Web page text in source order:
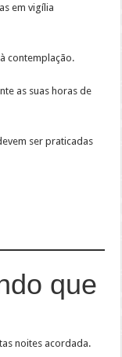
em vigília
contemplação.
as suas horas de
ser praticadas
que
noites acordada.